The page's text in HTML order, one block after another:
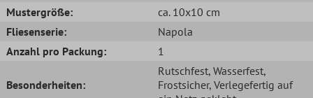
Mustergröße:
ca. 10x10 cm
Fliesenserie:
Napola
Anzahl pro Packung:
1
Besonderheiten:
Rutschfest, Wasserfest,
Frostsicher, Verlegefertig auf